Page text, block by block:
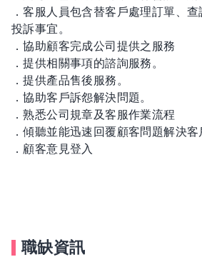
．客服人員包含替客戶處理訂單、
投訴事宜。
．協助顧客完成公司提供之服務
．提供相關事項的諮詢服務。
．提供產品售後服務。
．協助客戶訴怨解決問題。
．熟悉公司規章及客服作業流程
．傾聽並能迅速回覆顧客問題解決客
．顧客意見登入
職缺資訊